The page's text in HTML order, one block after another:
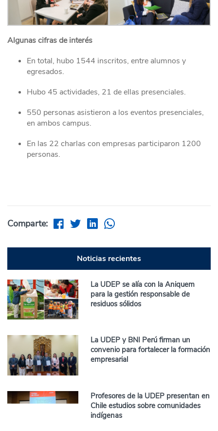
Algunas cifras de interés
En total, hubo 1544 inscritos, entre alumnos y
egresados.
Hubo 45 actividades, 21 de ellas presenciales.
550 personas asistieron a los eventos presenciales,
en ambos campus.
En las 22 charlas con empresas participaron 1200
personas.
Comparte:
Noticias recientes
La UDEP se alía con la Aniquem
para la gestión responsable de
residuos sólidos
La UDEP y BNI Perú firman un
convenio para fortalecer la formación
empresarial
Profesores de la UDEP presentan en
Chile estudios sobre comunidades
indígenas